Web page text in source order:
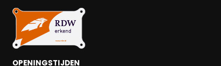
OPENINGSTIJDEN